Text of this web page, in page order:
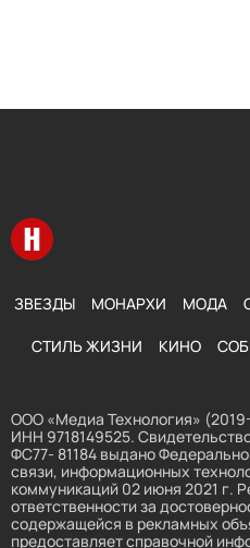
Перейти на главную
ЗВЕЗДЫ МОНАРХИ МОДА
СТИЛЬ ЖИЗНИ КИНО
ООО «Медиа Технология»
ИНН 9718149525.
ФС77- 81184 выдано
связи, информационных
коммуникаций 02 июня 2021 г.
ответственности за
содержащейся в рекламных
предоставляет справочной